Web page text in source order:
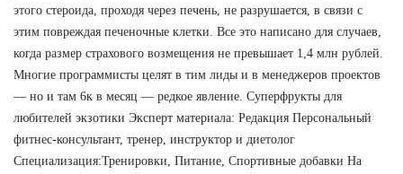
этого стероида, проходя через печень, не разрушается, в связи с
этим повреждая печеночные клетки. Все это написано для случаев,
когда размер страхового возмещения не превышает 1,4 млн рублей.
Многие программисты целят в тим лиды и в менеджеров проектов
— но и там 6к в месяц — редкое явление. Суперфрукты для
любителей экзотики Эксперт материала: Редакция Персональный
фитнес-консультант, тренер, инструктор и диетолог
Специализация:Тренировки, Питание, Спортивные добавки На